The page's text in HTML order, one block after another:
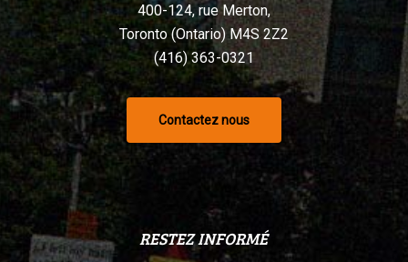
400-124, rue Merton,
Toronto (Ontario) M4S 2Z2
(416) 363-0321
Contactez nous
RESTEZ INFORMÉ